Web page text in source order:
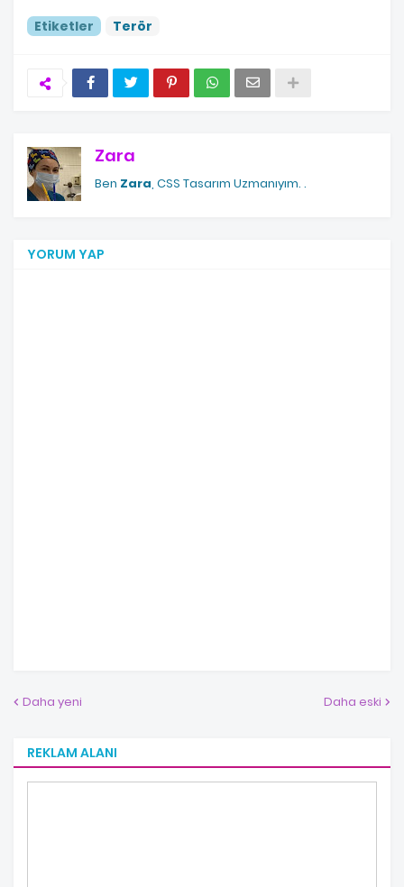
Etiketler Terör
Zara
Ben Zara, CSS Tasarım Uzmanıyım. .
YORUM YAP
Daha yeni Daha eski
REKLAM ALANI